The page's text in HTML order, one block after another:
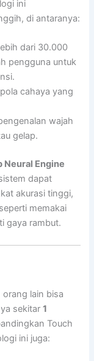
ini
di antaranya:
dari 30.000
pengguna untuk
cahaya yang
wajah
gelap.
Neural Engine
dapat
akurasi tinggi,
memakai
gaya rambut.
lain bisa
sekitar1
Touch
ini juga: